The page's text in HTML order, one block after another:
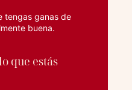
tengas ganas de
buena.
que estás